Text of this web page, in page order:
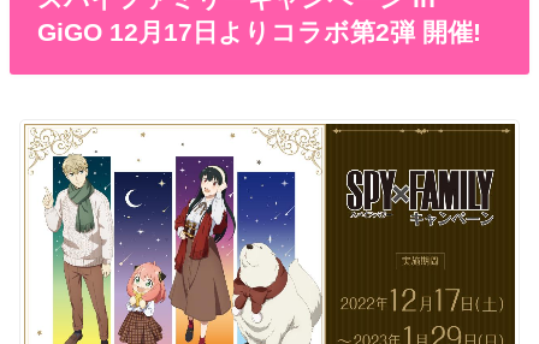
GiGO 12月17日よりコラボ第2弾 開催!